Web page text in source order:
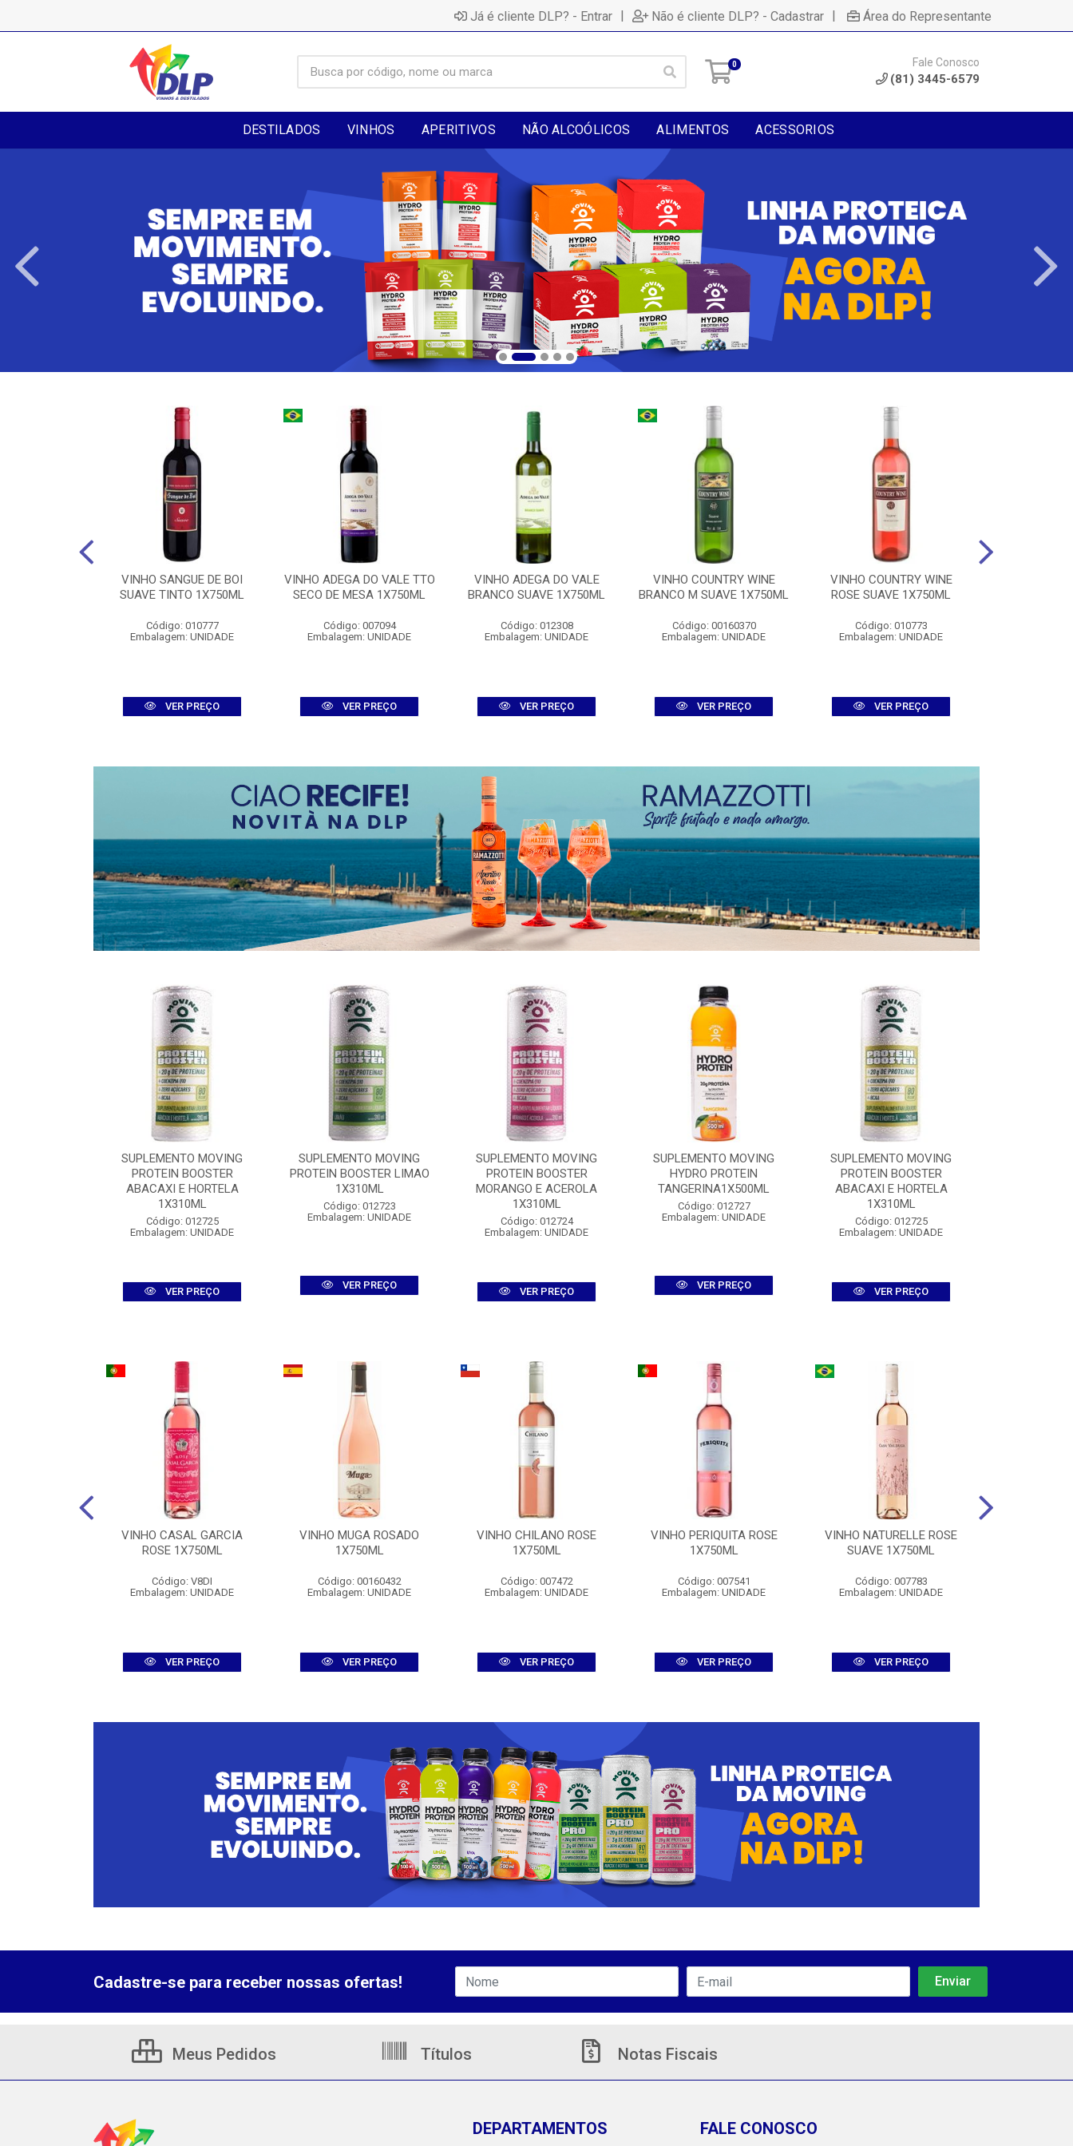
Já é cliente DLP? - Entrar | Não é cliente DLP? - Cadastrar | Área do Representante
0 Fale Conosco
(81) 3445-6579
DESTILADOS VINHOS APERITIVOS NÃO ALCOÓLICOS ALIMENTOS ACESSORIOS
VINHO SANGUE DE BOI
SUAVE TINTO 1X750ML
Código: 010777
Embalagem: UNIDADE
VER PREÇO
VINHO ADEGA DO VALE TTO
SECO DE MESA 1X750ML
Código: 007094
Embalagem: UNIDADE
VER PREÇO
VINHO ADEGA DO VALE
BRANCO SUAVE 1X750ML
Código: 012308
Embalagem: UNIDADE
VER PREÇO
VINHO COUNTRY WINE
BRANCO M SUAVE 1X750ML
Código: 00160370
Embalagem: UNIDADE
VER PREÇO
VINHO COUNTRY WINE
ROSE SUAVE 1X750ML
Código: 010773
Embalagem: UNIDADE
VER PREÇO
SUPLEMENTO MOVING
PROTEIN BOOSTER
ABACAXI E HORTELA
1X310ML
Código: 012725
Embalagem: UNIDADE
VER PREÇO
SUPLEMENTO MOVING
PROTEIN BOOSTER LIMAO
1X310ML
Código: 012723
Embalagem: UNIDADE
VER PREÇO
SUPLEMENTO MOVING
PROTEIN BOOSTER
MORANGO E ACEROLA
1X310ML
Código: 012724
Embalagem: UNIDADE
VER PREÇO
SUPLEMENTO MOVING
HYDRO PROTEIN
TANGERINA1X500ML
Código: 012727
Embalagem: UNIDADE
VER PREÇO
SUPLEMENTO MOVING
PROTEIN BOOSTER
ABACAXI E HORTELA
1X310ML
Código: 012725
Embalagem: UNIDADE
VER PREÇO
VINHO CASAL GARCIA
ROSE 1X750ML
Código: V8DI
Embalagem: UNIDADE
VER PREÇO
VINHO MUGA ROSADO
1X750ML
Código: 00160432
Embalagem: UNIDADE
VER PREÇO
VINHO CHILANO ROSE
1X750ML
Código: 007472
Embalagem: UNIDADE
VER PREÇO
VINHO PERIQUITA ROSE
1X750ML
Código: 007541
Embalagem: UNIDADE
VER PREÇO
VINHO NATURELLE ROSE
SUAVE 1X750ML
Código: 007783
Embalagem: UNIDADE
VER PREÇO
Cadastre-se para receber nossas ofertas!
Meus Pedidos Títulos Notas Fiscais
DEPARTAMENTOS FALE CONOSCO